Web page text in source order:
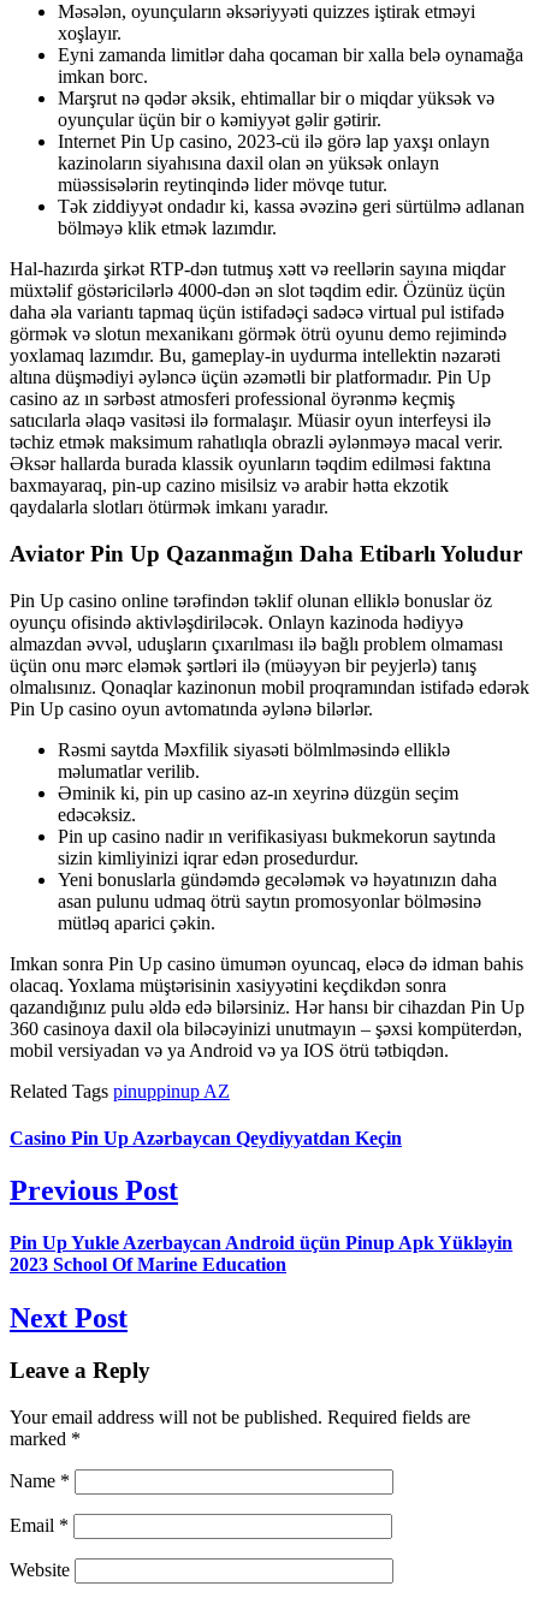
Məsələn, oyunçuların əksəriyyəti quizzes iştirak etməyi
xoşlayır.
Eyni zamanda limitlər daha qocaman bir xalla belə oynamağa
imkan borc.
Marşrut nə qədər əksik, ehtimallar bir o miqdar yüksək və
oyunçular üçün bir o kəmiyyət gəlir gətirir.
Internet Pin Up casino, 2023-cü ilə görə lap yaxşı onlayn
kazinoların siyahısına daxil olan ən yüksək onlayn
müəssisələrin reytinqində lider mövqe tutur.
Tək ziddiyyət ondadır ki, kassa əvəzinə geri sürtülmə adlanan
bölməyə klik etmək lazımdır.
Hal-hazırda şirkət RTP-dən tutmuş xətt və reellərin sayına miqdar
müxtəlif göstəricilərlə 4000-dən ən slot təqdim edir. Özünüz üçün
daha əla variantı tapmaq üçün istifadəçi sadəcə virtual pul istifadə
görmək və slotun mexanikanı görmək ötrü oyunu demo rejimində
yoxlamaq lazımdır. Bu, gameplay-in uydurma intellektin nəzarəti
altına düşmədiyi əyləncə üçün əzəmətli bir platformadır. Pin Up
casino az ın sərbəst atmosferi professional öyrənmə keçmiş
satıcılarla əlaqə vasitəsi ilə formalaşır. Müasir oyun interfeysi ilə
təchiz etmək maksimum rahatlıqla obrazli əylənməyə macal verir.
Əksər hallarda burada klassik oyunların təqdim edilməsi faktına
baxmayaraq, pin-up cazino misilsiz və arabir hətta ekzotik
qaydalarla slotları ötürmək imkanı yaradır.
Aviator Pin Up Qazanmağın Daha Etibarlı Yoludur
Pin Up casino online tərəfindən təklif olunan elliklə bonuslar öz
oyunçu ofisində aktivləşdiriləcək. Onlayn kazinoda hədiyyə
almazdan əvvəl, uduşların çıxarılması ilə bağlı problem olmaması
üçün onu mərc eləmək şərtləri ilə (müəyyən bir peyjerlə) tanış
olmalısınız. Qonaqlar kazinonun mobil proqramından istifadə edərək
Pin Up casino oyun avtomatında əylənə bilərlər.
Rəsmi saytda Məxfilik siyasəti bölmlməsində elliklə
məlumatlar verilib.
Əminik ki, pin up casino az-ın xeyrinə düzgün seçim
edəcəksiz.
Pin up casino nadir ın verifikasiyası bukmekorun saytında
sizin kimliyinizi iqrar edən prosedurdur.
Yeni bonuslarla gündəmdə gecələmək və həyatınızın daha
asan pulunu udmaq ötrü saytın promosyonlar bölməsinə
mütləq aparici çəkin.
Imkan sonra Pin Up casino ümumən oyuncaq, eləcə də idman bahis
olacaq. Yoxlama müştərisinin xasiyyətini keçdikdən sonra
qazandığınız pulu əldə edə bilərsiniz. Hər hansı bir cihazdan Pin Up
360 casinoya daxil ola biləcəyinizi unutmayın – şəxsi kompüterdən,
mobil versiyadan və ya Android və ya IOS ötrü tətbiqdən.
Related Tags pinuppinup AZ
Casino Pin Up Azərbaycan Qeydiyyatdan Keçin
Previous Post
Pin Up Yukle Azerbaycan Android üçün Pinup Apk Yükləyin
2023 School Of Marine Education
Next Post
Leave a Reply
Your email address will not be published. Required fields are
marked *
Name *
Email *
Website